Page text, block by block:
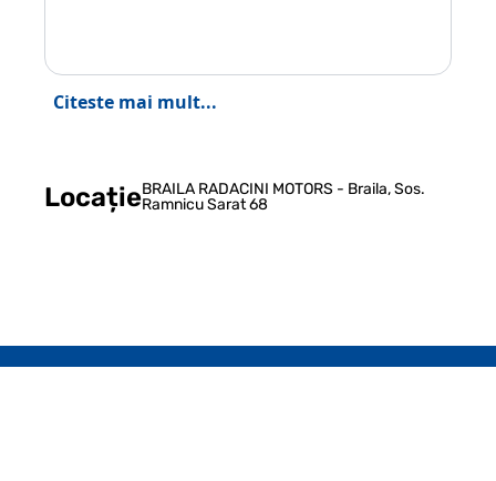
Citeste mai mult...
LocațieBRAILA RADACINI MOTORS - Braila, Sos.
Ramnicu Sarat 68